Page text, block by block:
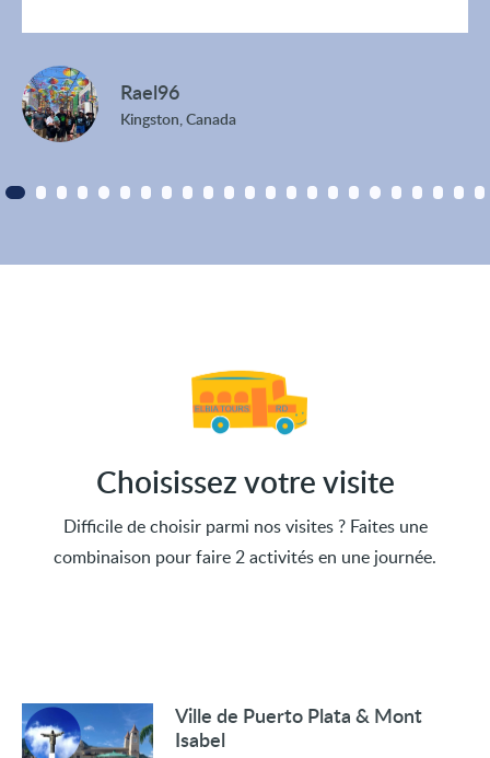
Rael96
Kingston, Canada
Choisissez votre visite
Difficile de choisir parmi nos visites ? Faites une
combinaison pour faire 2 activités en une journée.
Ville de Puerto Plata & Mont
Isabel